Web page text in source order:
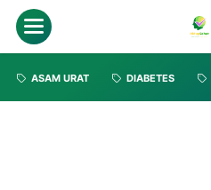
ASAM URAT DIABETES